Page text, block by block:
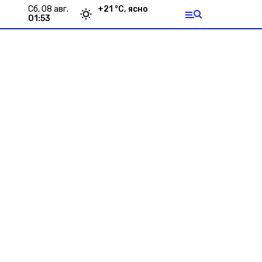
сб, 08 авг.
01:53
+21 °С, ясно